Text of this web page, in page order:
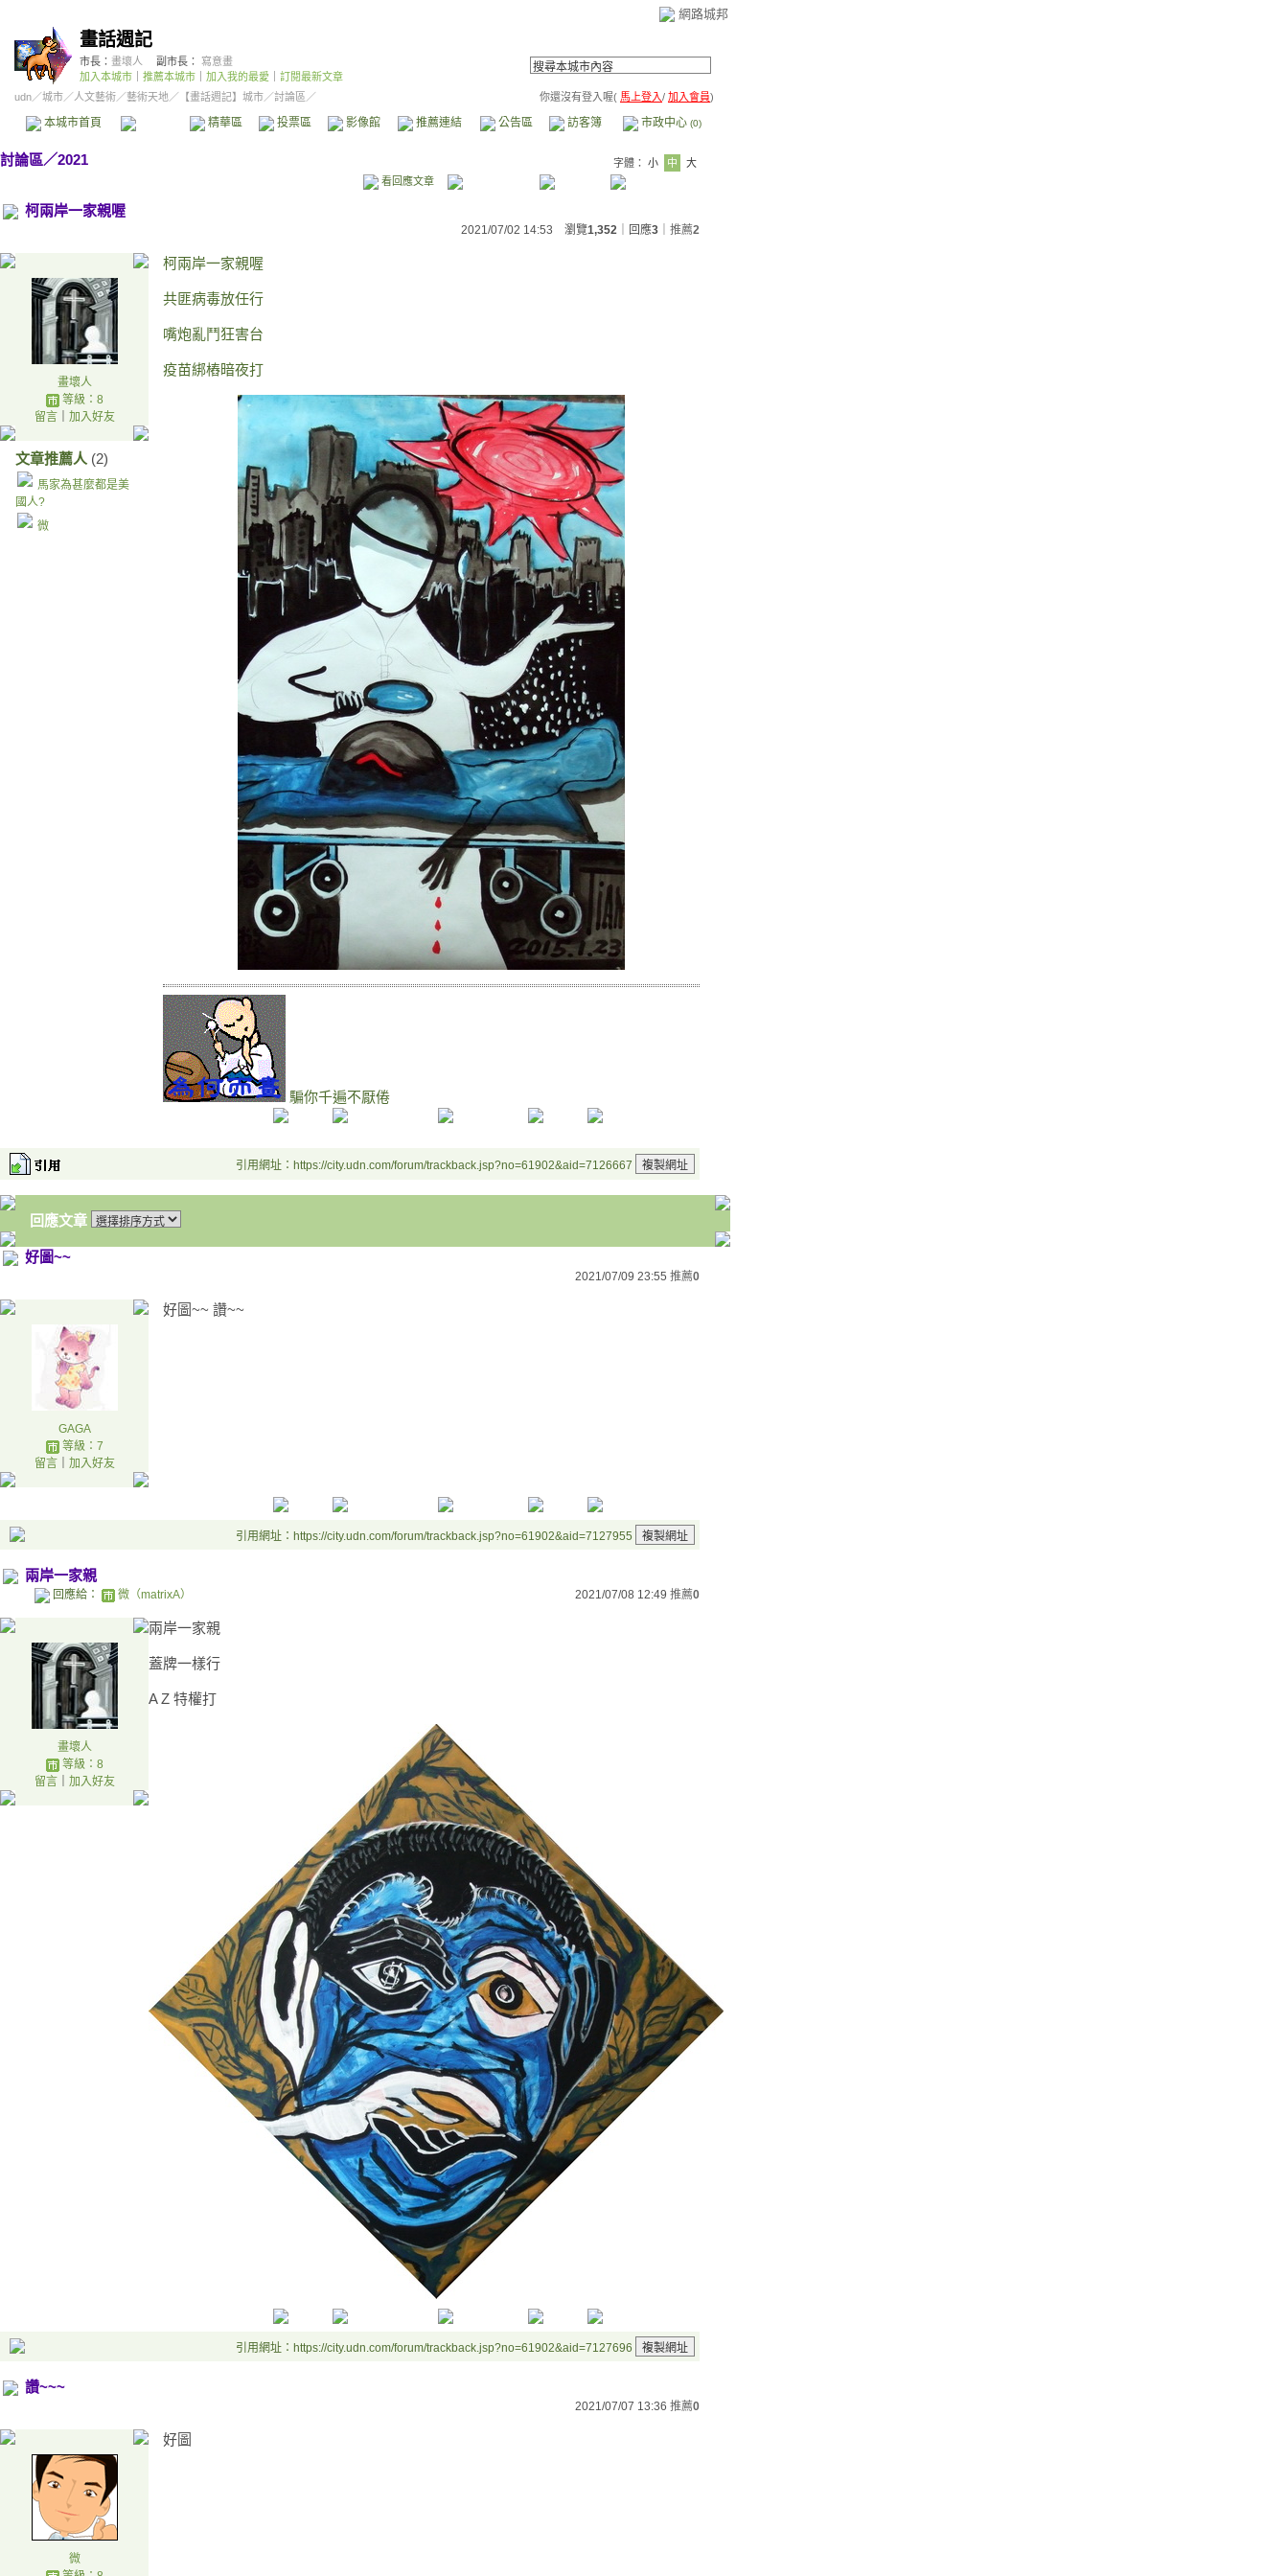
網路城邦
畫話週記
市長： 畫壞人 副市長： 寫意畫
加入本城市
推薦本城市 加入我的最愛
訂閱最新文章
udn／城市／人文藝術／藝術天地／ 【畫話週記】城市／討論區／ 你還沒有登入喔( 馬上登入/ 加入會員)
本城市首頁 精華區 投票區 影像館 推薦連結 公告區 訪客簿 市政中心 (0)
討論區／2021 字體： 小 中
大
看回應文章
柯兩岸一家親喔
2021/07/02 14:53 瀏覽1,352 ｜回應3 推薦2
畫壞人
等級：8
留言｜ 加入好友
文章推薦人 (2)
馬家為甚麼都是美
國人?
微
柯兩岸一家親喔
共匪病毒放任行
嘴炮亂鬥狂害台
疫苗綁樁暗夜打
騙你千遍不厭倦
引用網址：https://city.udn.com/forum/trackback.jsp?no=61902&aid=7126667
回應文章
好圖~~
2021/07/09 23:55 推薦0
GAGA
等級：7
留言｜ 加入好友
好圖~~ 讚~~
引用網址：https://city.udn.com/forum/trackback.jsp?no=61902&aid=7127955
兩岸一家親
回應給： 微（matrixA） 2021/07/08 12:49 推薦0
畫壞人
等級：8
留言｜ 加入好友
兩岸一家親
蓋牌一樣行
A Z 特權打
引用網址：https://city.udn.com/forum/trackback.jsp?no=61902&aid=7127696
讚~~~
2021/07/07 13:36 推薦0
微
好圖